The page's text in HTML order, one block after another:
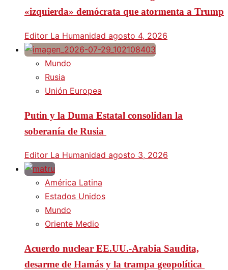
«izquierda» demócrata que atormenta a Trump
Editor La Humanidad agosto 4, 2026
Mundo
Rusia
Unión Europea
Putin y la Duma Estatal consolidan la
soberanía de Rusia
Editor La Humanidad agosto 3, 2026
América Latina
Estados Unidos
Mundo
Oriente Medio
Acuerdo nuclear EE.UU.-Arabia Saudita,
desarme de Hamás y la trampa geopolítica